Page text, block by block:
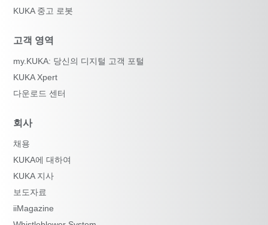
KUKA 중고 로봇
고객 영역
my.KUKA: 당신의 디지털 고객 포털
KUKA Xpert
다운로드 센터
회사
채용
KUKA에 대하여
KUKA 지사
보도자료
iiMagazine